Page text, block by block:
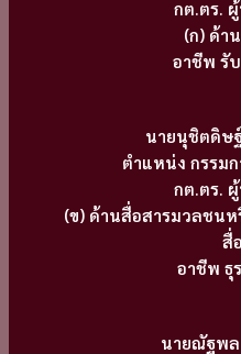
กต.ตร.
(ก) ด้า
อาชีพ รั
นายนุชิตดิษ
ตำแหน่ง กรรมก
กต.ตร.
(ข) ด้านสื่อสารมวลชนห
สื่
อาชีพ ธุ
นายณัฐพ